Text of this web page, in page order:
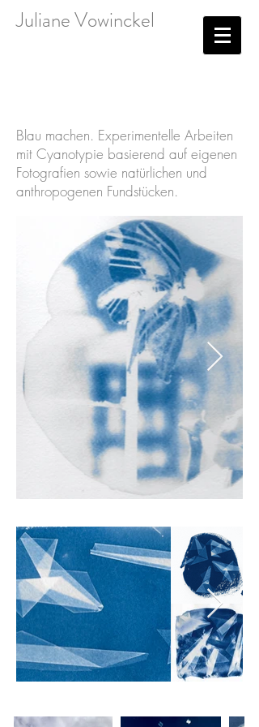
Juliane Vowinckel
Blau machen. Experimentelle Arbeiten
mit Cyanotypie basierend auf eigenen
Fotografien sowie natürlichen und
anthropogenen Fundstücken.